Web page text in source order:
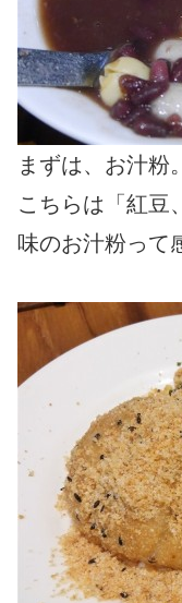
まずは、お汁粉。
こちらは「紅豆
味のお汁粉って